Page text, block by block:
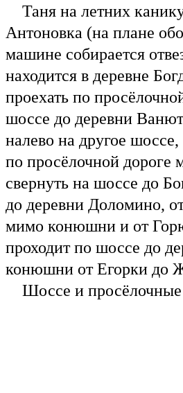
Таня на летних
Антоновка (на плане
машине собирается
находится в деревне
проехать по
шоссе до деревни
налево на другое
по просёлочной дороге
свернуть на шоссе до
до деревни Доломино,
мимо конюшни и от
проходит по шоссе до
конюшни от Егорки до
Шоссе и просёлочные